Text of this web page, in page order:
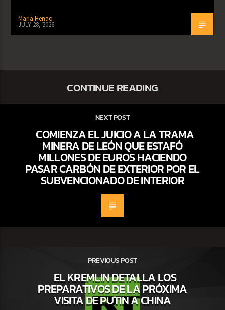
Maria Henao
JULY 28, 2026
CONTINUE READING
NEXT POST
COMIENZA EL JUICIO A LA TRAMA
MINERA DE LEÓN QUE ESTAFÓ
MILLONES DE EUROS HACIENDO
PASAR CARBÓN DE EXTERIOR POR EL
SUBVENCIONADO DE INTERIOR
PREVIOUS POST
EL KREMLIN DETALLA LOS
PREPARATIVOS DE LA PRÓXIMA
VISITA DE PUTIN A CHINA